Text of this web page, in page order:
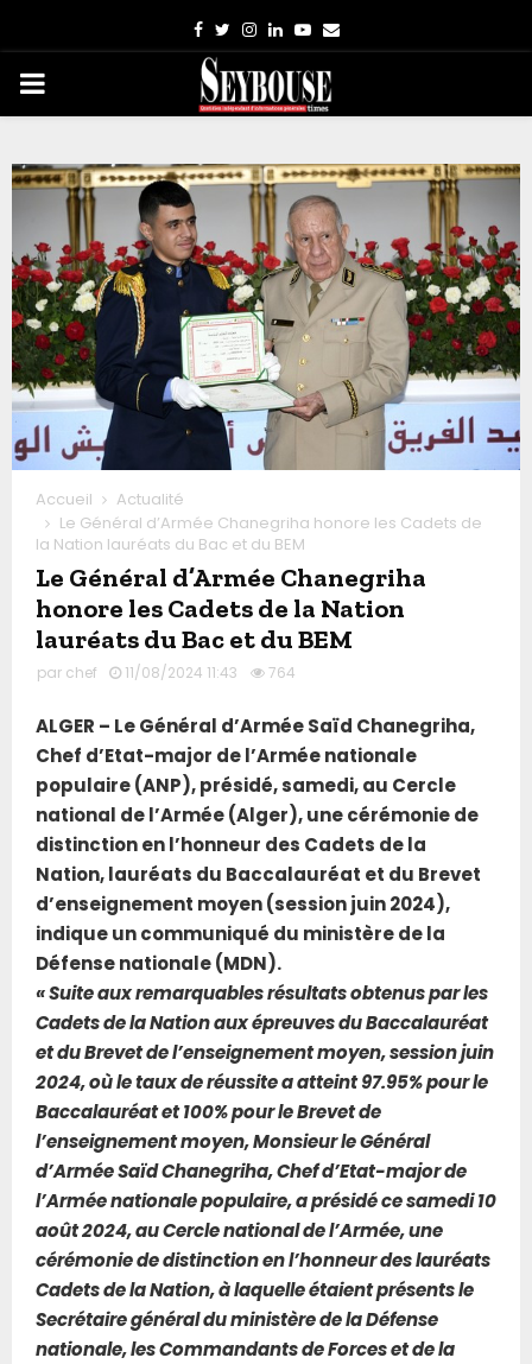
Facebook
TwitterInstagram
LinkedinYoutube
Email
PRIMARY
Accueil
Actualité
Le Général d’Armée Chanegriha honore les Cadets de
la Nation lauréats du Bac et du BEM
Le Général d’Armée Chanegriha
honore les Cadets de la Nation
lauréats du Bac et du BEM
par chef 11/08/2024 11:43 764
ALGER – Le Général d’Armée Saïd Chanegriha,
Chef d’Etat-major de l’Armée nationale
populaire (ANP), présidé, samedi, au Cercle
national de l’Armée (Alger), une cérémonie de
distinction en l’honneur des Cadets de la
Nation, lauréats du Baccalauréat et du Brevet
d’enseignement moyen (session juin 2024),
indique un communiqué du ministère de la
Défense nationale (MDN).
« Suite aux remarquables résultats obtenus par les
Cadets de la Nation aux épreuves du Baccalauréat
et du Brevet de l’enseignement moyen, session juin
2024, où le taux de réussite a atteint 97.95% pour le
Baccalauréat et 100% pour le Brevet de
l’enseignement moyen, Monsieur le Général
d’Armée Saïd Chanegriha, Chef d’Etat-major de
l’Armée nationale populaire, a présidé ce samedi 10
août 2024, au Cercle national de l’Armée, une
cérémonie de distinction en l’honneur des lauréats
Cadets de la Nation, à laquelle étaient présents le
Secrétaire général du ministère de la Défense
nationale, les Commandants de Forces et de la